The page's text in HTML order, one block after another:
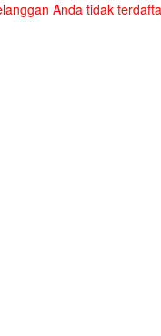
Anda tidak